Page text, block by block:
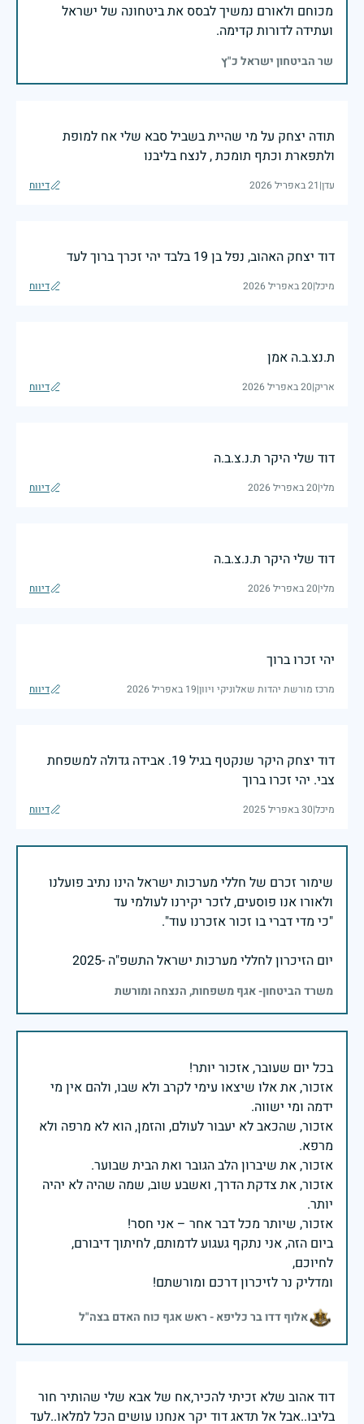
מכוחם ולאורם נמשיך לבסס את ביטחונה של ישראל
ועתידה לדורות קדימה.
שר הביטחון ישראל כ"ץ
תודה יצחק על מי שהיית בשביל סבא שלי אח למופת
ולתפארת וכתף תומכת , לנצח בליבנו
עדן|21 באפריל 2026 דיווח
דוד יצחק האהוב, נפל בן 19 בלבד יהי זכרך ברוך לעד
מיכל|20 באפריל 2026 דיווח
ת.נצ.ב.ה אמן
אריק|20 באפריל 2026 דיווח
דוד שלי היקר ת.נ.צ.ב.ה
מלי|20 באפריל 2026 דיווח
דוד שלי היקר ת.נ.צ.ב.ה
מלי|20 באפריל 2026 דיווח
יהי זכרו ברוך
מרכז מורשת יהדות שאלוניקי ויוון|19 באפריל 2026 דיווח
דוד יצחק היקר שנקטף בגיל 19. אבידה גדולה למשפחת
צבי. יהי זכרו ברוך
מיכל|30 באפריל 2025 דיווח
שימור זכרם של חללי מערכות ישראל הינו נתיב פועלנו
יום הזיכרון לחללי מערכות ישראל התשפ"ה -2025
משרד הביטחון- אגף משפחות, הנצחה ומורשת
אזכור, את אלו שיצאו עימי לקרב ולא שבו, ולהם אין מי
אזכור, שהכאב לא יעבור לעולם, והזמן, הוא לא מרפה ולא
אזכור, את צדקת הדרך, ואשבע שוב, שמה שהיה לא יהיה
ביום הזה, אני נתקף געגוע לדמותם, לחיתוך דיבורם,
ומדליק נר לזיכרון דרכם ומורשתם!
אלוף דדו בר כליפא - ראש אגף כוח האדם בצה"ל
דוד אהוב שלא זכיתי להכיר,אח של אבא שלי שהותיר חור
בליבו..אבל אל תדאג דוד יקר אנחנו עושים הכל למלאו..לעד